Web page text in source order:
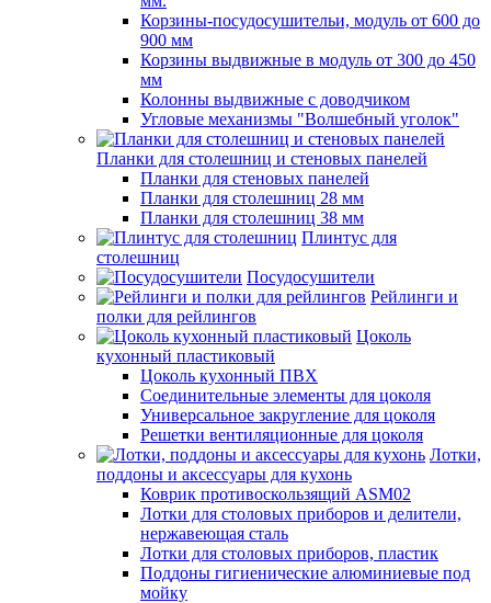
Корзины-посудосушительи, модуль от 600 до
900 мм
Корзины выдвижные в модуль от 300 до 450
мм
Колонны выдвижные с доводчиком
Угловые механизмы "Волшебный уголок"
Планки для столешниц и стеновых панелей
Планки для стеновых панелей
Планки для столешниц 28 мм
Планки для столешниц 38 мм
Плинтус для
столешниц
Посудосушители
Рейлинги и
полки для рейлингов
Цоколь
кухонный пластиковый
Цоколь кухонный ПВХ
Соединительные элементы для цоколя
Универсальное закругление для цоколя
Решетки вентиляционные для цоколя
Лотки,
поддоны и аксессуары для кухонь
Коврик противоскользящий ASM02
Лотки для столовых приборов и делители,
нержавеющая сталь
Лотки для столовых приборов, пластик
Поддоны гигиенические алюминиевые под
мойку